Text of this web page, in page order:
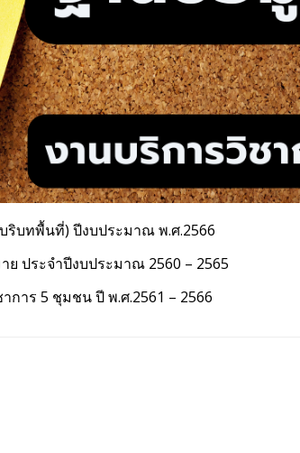
บทพื้นที่) ปีงบประมาณ พ.ศ.2566
ประจำปีงบประมาณ 2560 – 2565
การ 5 ชุมชน ปี พ.ศ.2561 – 2566